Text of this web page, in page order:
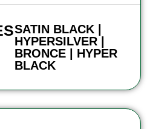
SATIN BLACK |
HYPERSILVER |
BRONCE | HYPER
BLACK